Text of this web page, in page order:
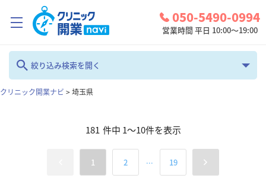
050-5490-0994
営業時間 平日 10:00～19:00
絞り込み検索を開く
フリーワード
地域
クリニック開業ナビ >埼玉県
181 件中 1～10件を表示
1 2 ... 19
クリニック開業ナビとは？
診療圏調査